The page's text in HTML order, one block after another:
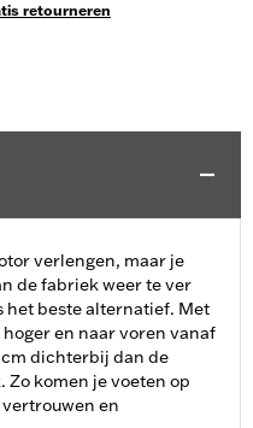
retourneren
verlengen, maar je
de fabriek weer te ver
het beste alternatief. Met
en naar voren vanaf
dichterbij dan de
komen je voeten op
en